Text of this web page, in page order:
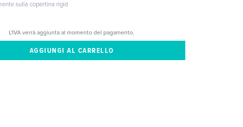
sulla copertina rigid
L'IVA verrà aggiunta al momento del pagamento.